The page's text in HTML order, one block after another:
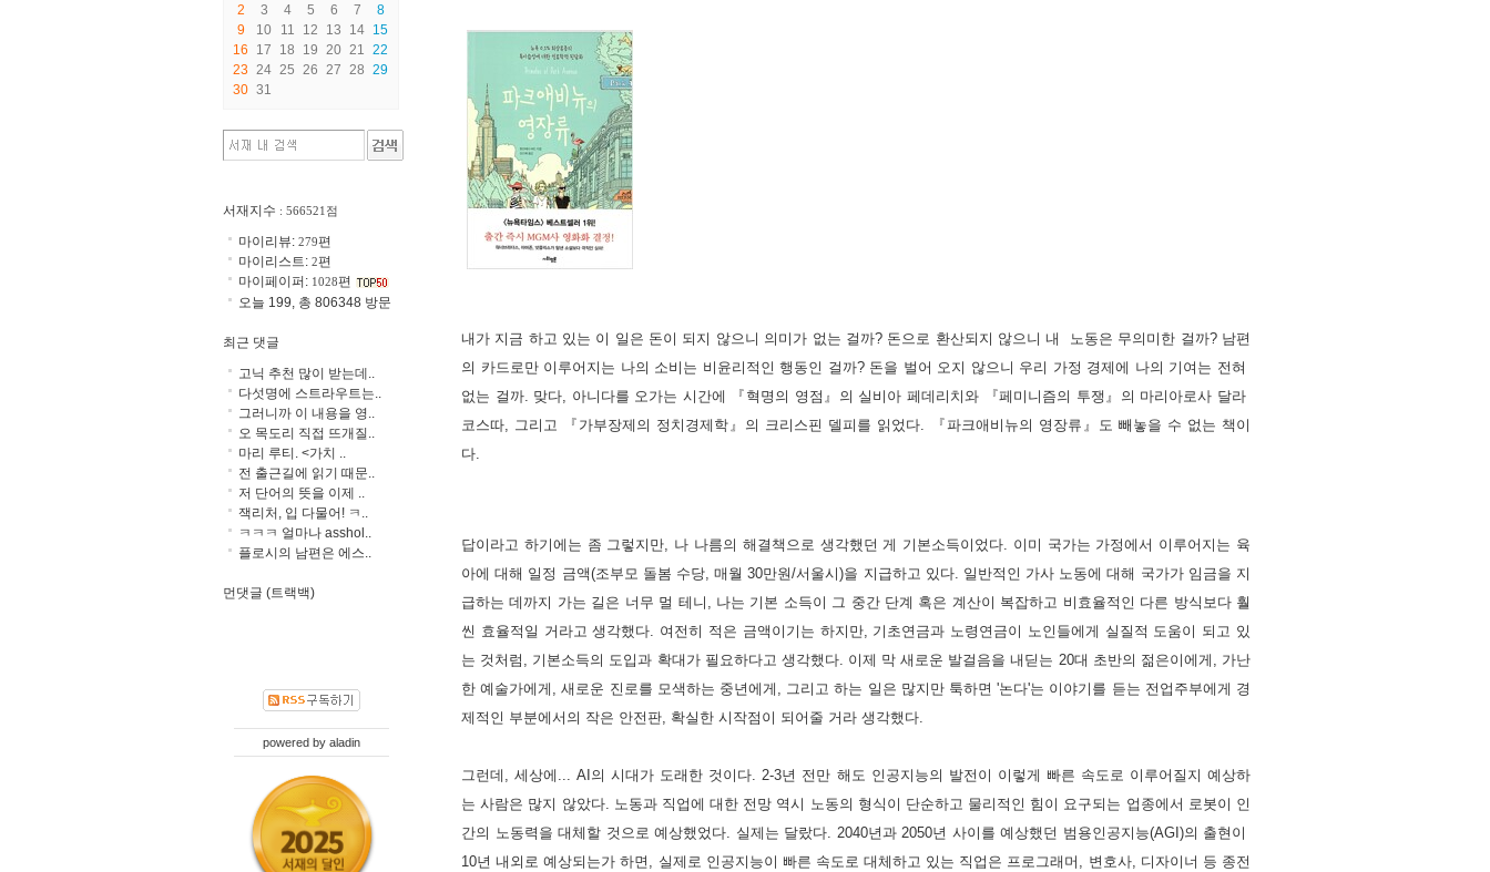
내가 지금 하고 있는 이 일은 돈이 되지 않으니 의미가 없는 걸까? 돈으로 환산되지 않으니 내  노동은 무의미한 걸까? 남편
의 카드로만 이루어지는 나의 소비는 비윤리적인 행동인 걸까? 돈을 벌어 오지 않으니 우리 가정 경제에 나의 기여는 전혀
없는 걸까. 맞다, 아니다를 오가는 시간에 『혁명의 영점』의 실비아 페데리치와 『페미니즘의 투쟁』의 마리아로사 달라
코스따, 그리고 『가부장제의 정치경제학』의 크리스핀 델피를 읽었다. 『파크애비뉴의 영장류』도 빼놓을 수 없는 책이
다.
답이라고 하기에는 좀 그렇지만, 나 나름의 해결책으로 생각했던 게 기본소득이었다. 이미 국가는 가정에서 이루어지는 육
아에 대해 일정 금액(조부모 돌봄 수당, 매월 30만원/서울시)을 지급하고 있다. 일반적인 가사 노동에 대해 국가가 임금을 지
급하는 데까지 가는 길은 너무 멀 테니, 나는 기본 소득이 그 중간 단계 혹은 계산이 복잡하고 비효율적인 다른 방식보다 훨
씬 효율적일 거라고 생각했다. 여전히 적은 금액이기는 하지만, 기초연금과 노령연금이 노인들에게 실질적 도움이 되고 있
는 것처럼, 기본소득의 도입과 확대가 필요하다고 생각했다. 이제 막 새로운 발걸음을 내딛는 20대 초반의 젊은이에게, 가난
한 예술가에게, 새로운 진로를 모색하는 중년에게, 그리고 하는 일은 많지만 툭하면 '논다'는 이야기를 듣는 전업주부에게 경
제적인 부분에서의 작은 안전판, 확실한 시작점이 되어줄 거라 생각했다.
그런데, 세상에... AI의 시대가 도래한 것이다. 2-3년 전만 해도 인공지능의 발전이 이렇게 빠른 속도로 이루어질지 예상하
는 사람은 많지 않았다. 노동과 직업에 대한 전망 역시 노동의 형식이 단순하고 물리적인 힘이 요구되는 업종에서 로봇이 인
간의 노동력을 대체할 것으로 예상했었다. 실제는 달랐다. 2040년과 2050년 사이를 예상했던 범용인공지능(AGI)의 출현이
10년 내외로 예상되는가 하면, 실제로 인공지능이 빠른 속도로 대체하고 있는 직업은 프로그래머, 변호사, 디자이너 등 종전
2
3 4 5 6 7
8
9
10 11 12 13 14 15
16
17 18 19 20 21 22
23 24 25 26 27 28 29
30 31
서재지수 : 566521점
마이리뷰: 279편
마이리스트: 2편
마이페이퍼: 1028편
오늘 199, 총 806348 방문
최근 댓글
고닉 추천 많이 받는데..
다섯명에 스트라우트는..
그러니까 이 내용을 영..
오 목도리 직접 뜨개질..
마리 루티. <가치 ..
전 출근길에 읽기 때문..
저 단어의 뜻을 이제 ..
잭리처, 입 다물어! ㅋ..
ㅋㅋㅋ 얼마나 asshol..
플로시의 남편은 에스..
먼댓글 (트랙백)
powered by aladin